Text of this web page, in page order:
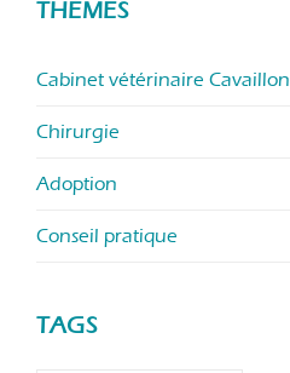
THÈMES
Cabinet vétérinaire Cavaillon
Chirurgie
Adoption
Conseil pratique
TAGS